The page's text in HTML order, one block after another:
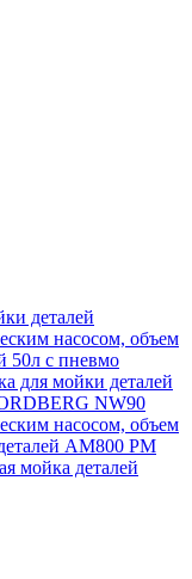
деталей
насосом, объем
50л с пневмо
для мойки деталей
NW90
насосом, объем
АМ800 РМ
мойка деталей